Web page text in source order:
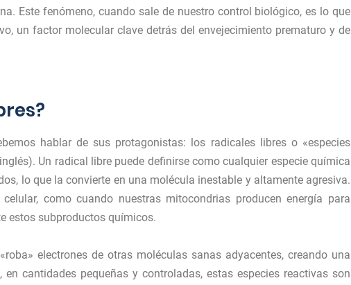
Este fenómeno, cuando sale de nuestro control biológico, es lo que
un factor molecular clave detrás del envejecimiento prematuro y de
hablar de sus protagonistas: los radicales libres o «especies
Un radical libre puede definirse como cualquier especie química
lo que la convierte en una molécula inestable y altamente agresiva.
como cuando nuestras mitocondrias producen energía para
estos subproductos químicos.
electrones de otras moléculas sanas adyacentes, creando una
cantidades pequeñas y controladas, estas especies reactivas son